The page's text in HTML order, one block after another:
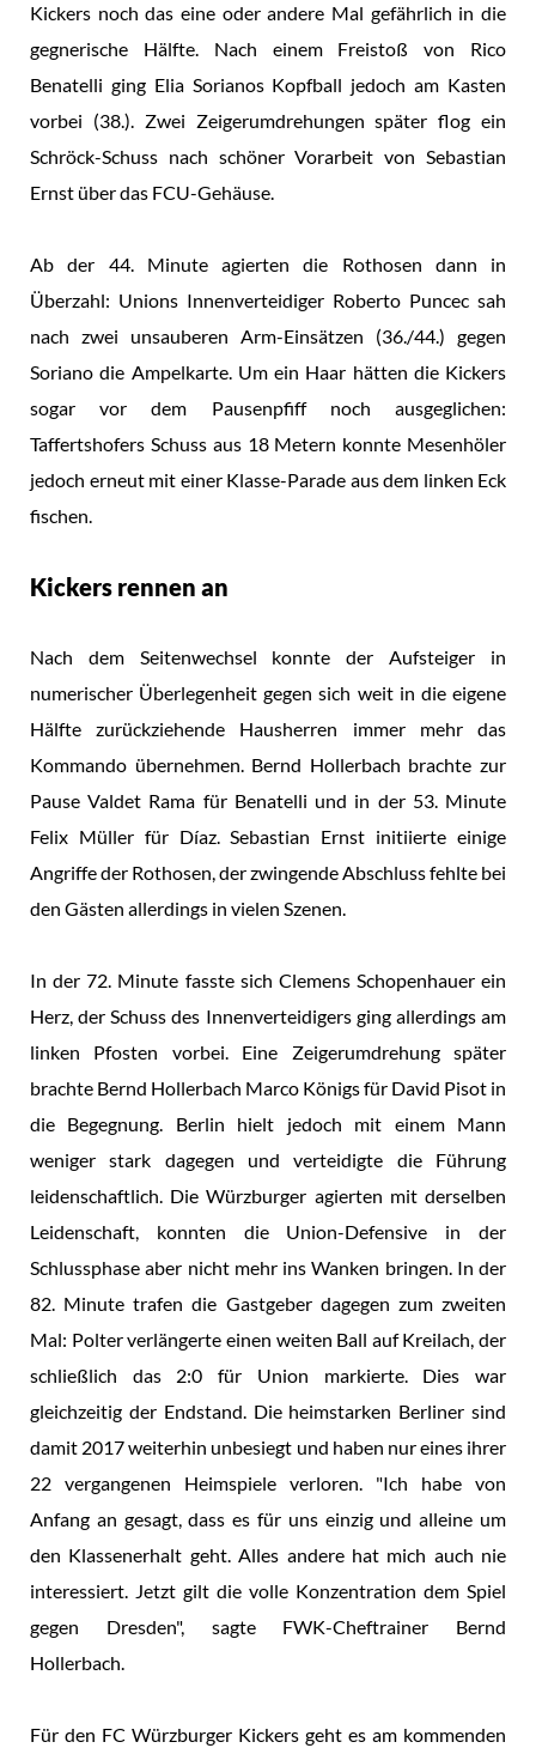
Kickers noch das eine oder andere Mal gefährlich in die
gegnerische Hälfte. Nach einem Freistoß von Rico
Benatelli ging Elia Sorianos Kopfball jedoch am Kasten
vorbei (38.). Zwei Zeigerumdrehungen später flog ein
Schröck-Schuss nach schöner Vorarbeit von Sebastian
Ernst über das FCU-Gehäuse.
Ab der 44. Minute agierten die Rothosen dann in
Überzahl: Unions Innenverteidiger Roberto Puncec sah
nach zwei unsauberen Arm-Einsätzen (36./44.) gegen
Soriano die Ampelkarte. Um ein Haar hätten die Kickers
sogar vor dem Pausenpfiff noch ausgeglichen:
Taffertshofers Schuss aus 18 Metern konnte Mesenhöler
jedoch erneut mit einer Klasse-Parade aus dem linken Eck
fischen.
Kickers rennen an
Nach dem Seitenwechsel konnte der Aufsteiger in
numerischer Überlegenheit gegen sich weit in die eigene
Hälfte zurückziehende Hausherren immer mehr das
Kommando übernehmen. Bernd Hollerbach brachte zur
Pause Valdet Rama für Benatelli und in der 53. Minute
Felix Müller für Díaz. Sebastian Ernst initiierte einige
Angriffe der Rothosen, der zwingende Abschluss fehlte bei
den Gästen allerdings in vielen Szenen.
In der 72. Minute fasste sich Clemens Schopenhauer ein
Herz, der Schuss des Innenverteidigers ging allerdings am
linken Pfosten vorbei. Eine Zeigerumdrehung später
brachte Bernd Hollerbach Marco Königs für David Pisot in
die Begegnung. Berlin hielt jedoch mit einem Mann
weniger stark dagegen und verteidigte die Führung
leidenschaftlich. Die Würzburger agierten mit derselben
Leidenschaft, konnten die Union-Defensive in der
Schlussphase aber nicht mehr ins Wanken bringen. In der
82. Minute trafen die Gastgeber dagegen zum zweiten
Mal: Polter verlängerte einen weiten Ball auf Kreilach, der
schließlich das 2:0 für Union markierte. Dies war
gleichzeitig der Endstand. Die heimstarken Berliner sind
damit 2017 weiterhin unbesiegt und haben nur eines ihrer
22 vergangenen Heimspiele verloren. "Ich habe von
Anfang an gesagt, dass es für uns einzig und alleine um
den Klassenerhalt geht. Alles andere hat mich auch nie
interessiert. Jetzt gilt die volle Konzentration dem Spiel
gegen Dresden", sagte FWK-Cheftrainer Bernd
Hollerbach.
Für den FC Würzburger Kickers geht es am kommenden